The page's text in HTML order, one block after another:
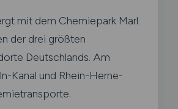
mit dem Chemiepark Marl
der drei größten
Deutschlands. Am
Kanal und Rhein-Herne-